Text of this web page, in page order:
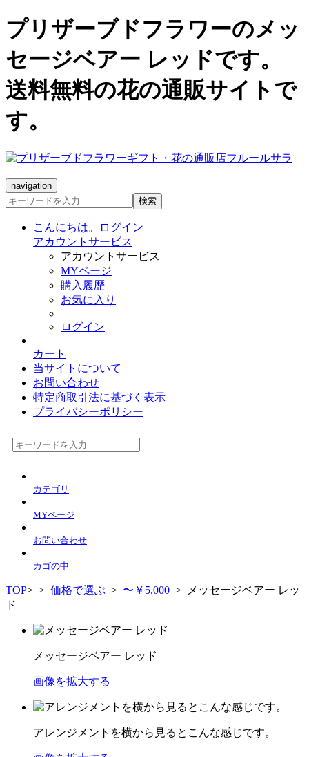
プリザーブドフラワーのメッ
セージベアー レッドです。
送料無料の花の通販サイトで
す。
navigation
検索
こんにちは。ログイン
アカウントサービス
アカウントサービス
MYページ
購入履歴
お気に入り
ログイン
カート
当サイトについて
お問い合わせ
特定商取引法に基づく表示
プライバシーポリシー
カテゴリ
MYページ
お問い合わせ
カゴの中
TOP> > 価格で選ぶ > 〜￥5,000 > メッセージベアー レッ
ド
メッセージベアー レッド
画像を拡大する
アレンジメントを横から見るとこんな感じです。